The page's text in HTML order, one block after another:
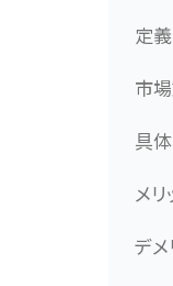
定義
市
具
メリ
デメ